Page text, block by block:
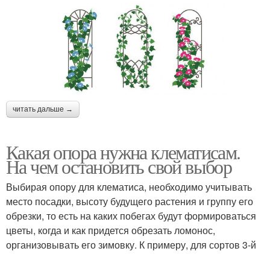
читать дальше →
Какая опора нужна клематисам.
На чем остановить свой выбор
Выбирая опору для клематиса, необходимо учитывать
место посадки, высоту будущего растения и группу его
обрезки, то есть на каких побегах будут формироваться
цветы, когда и как придется обрезать ломонос,
организовывать его зимовку. К примеру, для сортов 3-й